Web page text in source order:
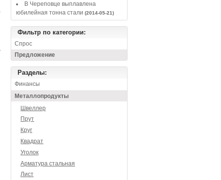
В Череповце выплавлена
юбилейная тонна стали (2014-05-21)
Фильтр по категории:
Спрос
Предложение
Разделы:
Финансы
Металлопродукты
Швеллер
Прут
Круг
Квадрат
Уголок
Арматура стальная
Лист